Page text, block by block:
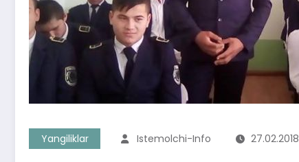
Yangiliklar Istemolchi-Info 27.02.2018